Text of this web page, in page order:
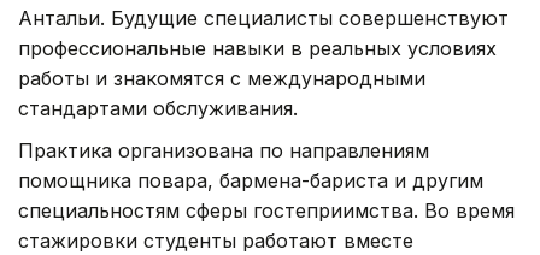
Антальи. Будущие специалисты совершенствуют
профессиональные навыки в реальных условиях
работы и знакомятся с международными
стандартами обслуживания.
Практика организована по направлениям
помощника повара, бармена-бариста и другим
специальностям сферы гостеприимства. Во время
стажировки студенты работают вместе